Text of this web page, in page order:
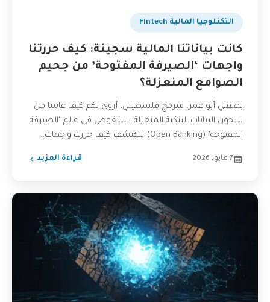
التكنلوجيا المالية Fintech
كانت بياناتنا المالية سجينة: كيف حررتنا
واجهات ‘الصيرفة المفتوحة’ من جحيم
الصوامع المنعزلة؟
بصفتي أبو عمر، مبرمج فلسطيني، أروي لكم كيف عانينا من
سجون البيانات البنكية المنعزلة. سنغوص في عالم "الصيرفة
المفتوحة" (Open Banking) لنكتشف كيف حررت واجهات...
7 مايو، 2026 قراءة المزيد